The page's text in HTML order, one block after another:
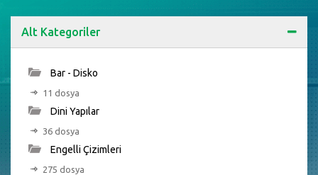
Alt Kategoriler
Bar - Disko
11 dosya
Dini Yapılar
36 dosya
Engelli Çizimleri
275 dosya